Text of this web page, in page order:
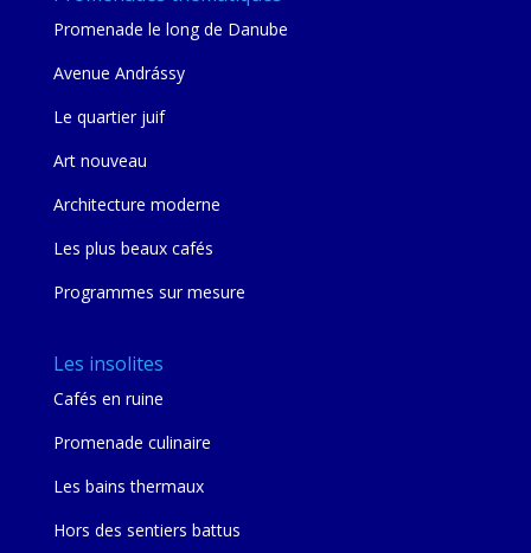
Promenade le long de Danube
Avenue Andrássy
Le quartier juif
Art nouveau
Architecture moderne
Les plus beaux cafés
Programmes sur mesure
Les insolites
Cafés en ruine
Promenade culinaire
Les bains thermaux
Hors des sentiers battus